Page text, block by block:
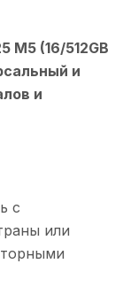
M5 (16/512GB
и
и
с
или